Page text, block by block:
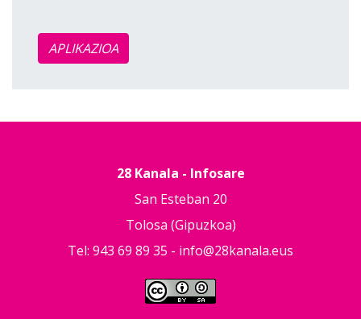
APLIKAZIOA
28 Kanala - Infosare
San Esteban 20
Tolosa (Gipuzkoa)
Tel: 943 69 89 35 - info@28kanala.eus